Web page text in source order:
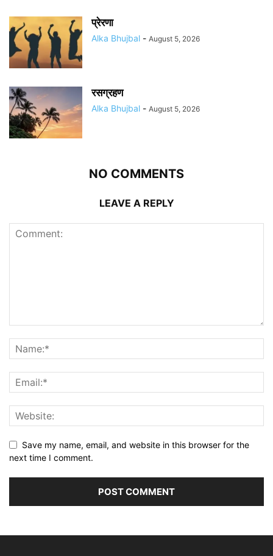
प्रेरणा
Alka Bhujbal - August 5, 2026
रसग्रहण
Alka Bhujbal - August 5, 2026
NO COMMENTS
LEAVE A REPLY
Save my name, email, and website in this browser for the
next time I comment.